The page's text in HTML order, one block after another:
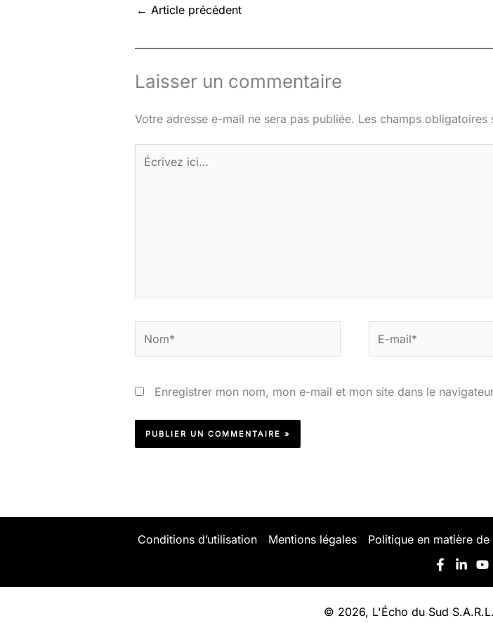
← Article précédent
Laisser un commentaire
Votre adresse e-mail ne sera pas publiée. Les champs obligatoires
Écrivez
ici…
mail*
Enregistrer mon nom, mon e-mail et mon site dans le
Conditions d’utilisation Mentions légales Politique en matière
© 2026, L'Écho du Sud